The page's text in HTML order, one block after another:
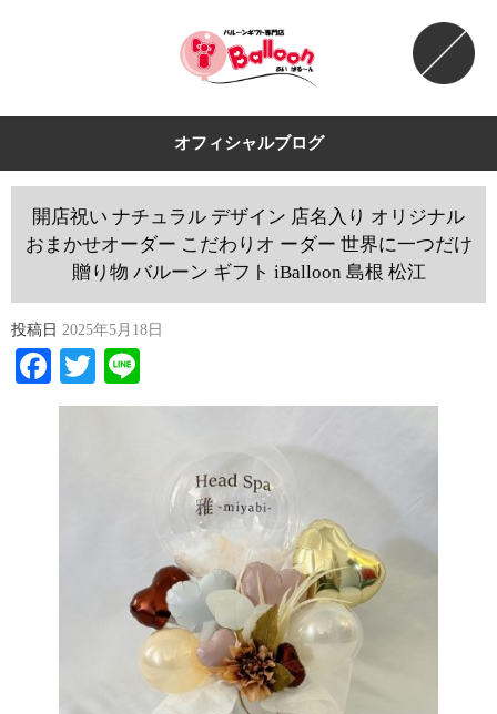
オフィシャルブログ
開店祝い ナチュラル デザイン 店名入り オリジナル
おまかせオーダー こだわりオ ーダー 世界に一つだけ
贈り物 バルーン ギフト iBalloon 島根 松江
投稿日 2025年5月18日
Facebook
Twitter